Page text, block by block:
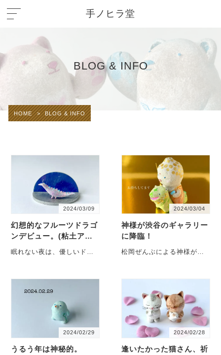
手ノヒラ堂
BLOG & INFO
HOME > BLOG & INFO
2024/03/09
幻想的なフルーツドラゴ
ンデビュー。(粘土アー
ト)
眠れない夜は、優しいドラ
ーツドラゴン （ブルーベリ
ー）」ドラゴンフルーツな
2024/03/04
神様が渋谷のギャラリー
に降臨！
松岡ぜんぶによる神様が限
いる松岡ぜんぶによる「大
カミガミ展」。今回は、そ
の開催前に限定５作品の神
様が3月13日に…
2024/02/29
うるう年は神秘的。
2024/02/28
逢いたかった猫さん、祈